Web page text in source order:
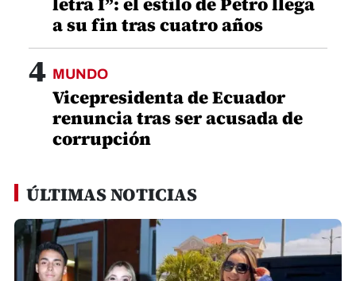
a su fin tras cuatro años
4 MUNDO
Vicepresidenta de Ecuador
renuncia tras ser acusada de
corrupción
ÚLTIMAS NOTICIAS